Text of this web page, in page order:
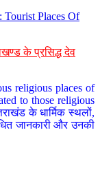
Tourist Places Of
के प्रसिद्ध देव
religious places of
to those religious
के धार्मिक स्थलों,
जानकारी और उनकी